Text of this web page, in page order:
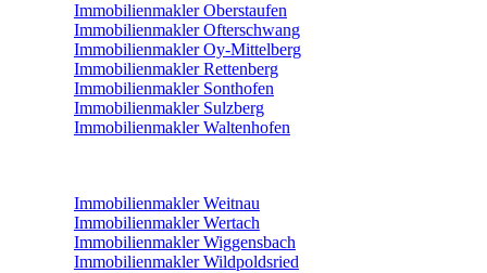
Immobilienmakler Oberstaufen
Immobilienmakler Ofterschwang
Immobilienmakler Oy-Mittelberg
Immobilienmakler Rettenberg
Immobilienmakler Sonthofen
Immobilienmakler Sulzberg
Immobilienmakler Waltenhofen
Immobilienmakler Weitnau
Immobilienmakler Wertach
Immobilienmakler Wiggensbach
Immobilienmakler Wildpoldsried